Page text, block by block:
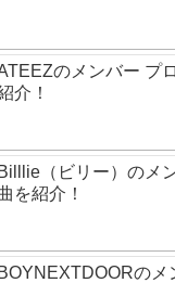
のメンバー プ
介！
Billlie（ビリー）のメ
を紹介！
BOYNEXTDOORのメ